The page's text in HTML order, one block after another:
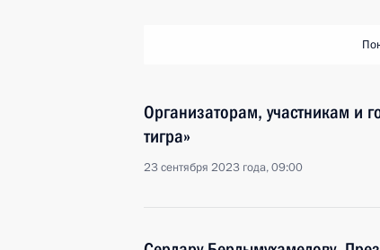
Организаторам, участникам и
тигра»
23 сентября 2023 года, 09:00